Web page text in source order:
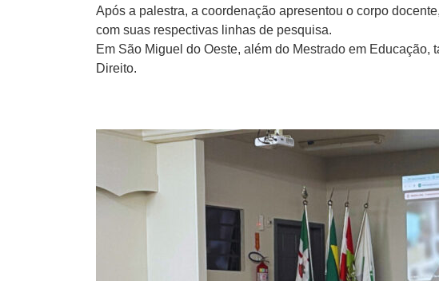
Após a palestra, a coordenação apresentou o corpo
com suas respectivas linhas de pesquisa.
Em São Miguel do Oeste, além do Mestrado em
Direito.